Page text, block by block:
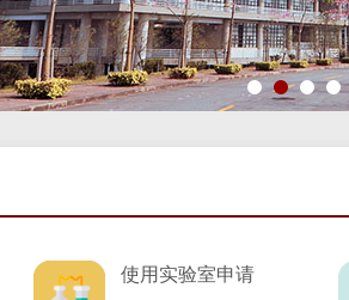
使用实验室申请